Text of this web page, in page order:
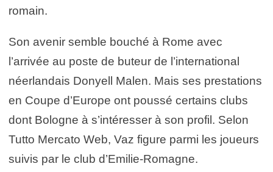
romain.
Son avenir semble bouché à Rome avec
l’arrivée au poste de buteur de l’international
néerlandais Donyell Malen. Mais ses prestations
en Coupe d’Europe ont poussé certains clubs
dont Bologne à s’intéresser à son profil. Selon
Tutto Mercato Web, Vaz figure parmi les joueurs
suivis par le club d’Emilie-Romagne.